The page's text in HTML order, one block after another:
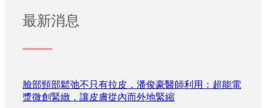
最新消息
臉部頸部鬆弛不只有拉皮，潘俊豪醫師利用：超能電
漿微創緊緻，讓皮膚從內而外地緊縮